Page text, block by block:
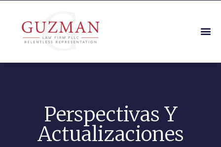
Perspectivas Y
Actualizaciones